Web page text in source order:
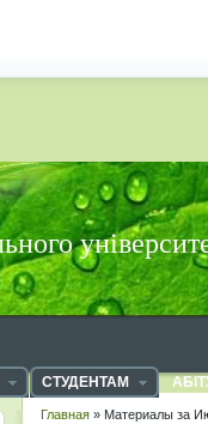
СТУДЕНТАМ
Главная » Материалы за